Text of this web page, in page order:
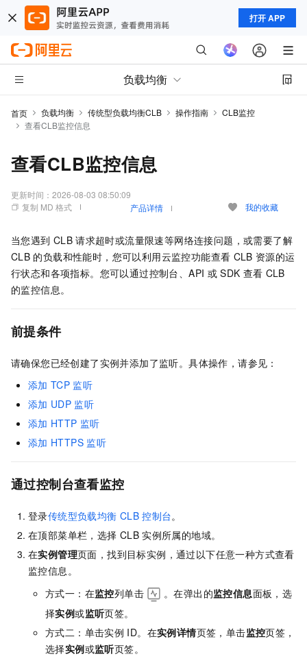
打开 APP
负载均衡
首页 负载均衡 传统型负载均衡CLB 操作指南
CLB监控
查看CLB监控信息
查看CLB监控信息
更新时间： 2026-08-03 08:50:09
复制 MD 格式
产品详情 我的收藏
当您遇到 CLB 请求超时或流量限速等网络连接问题，或需要了解
CLB 的负载和性能时，您可以利用云监控功能查看 CLB 资源的运
行状态和各项指标。您可以通过控制台、API 或 SDK 查看 CLB
的监控信息。
前提条件
请确保您已经创建了实例并添加了监听。具体操作，请参见：
添加 TCP 监听
添加 UDP 监听
添加 HTTP 监听
添加 HTTPS 监听
通过控制台查看监控
登录传统型负载均衡 CLB 控制台。
在顶部菜单栏，选择 CLB 实例所属的地域。
在实例管理页面，找到目标实例，通过以下任意一种方式查看
监控信息。
方式一：在监控列单击 。在弹出的监控信息面板，选
择实例或监听页签。
方式二：单击实例 ID。在实例详情页签，单击监控页签，
选择实例或监听页签。